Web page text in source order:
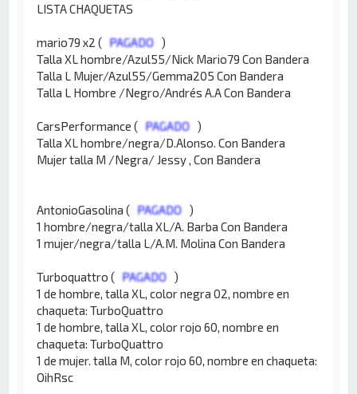
LISTA CHAQUETAS
mario79 x2 ( PAGADO )
Talla XL hombre/Azul55/Nick Mario79 Con Bandera
Talla L Mujer/Azul55/Gemma205 Con Bandera
Talla L Hombre /Negro/Andrés A.A Con Bandera
CarsPerformance ( PAGADO )
Talla XL hombre/negra/D.Alonso. Con Bandera
Mujer talla M /Negra/ Jessy , Con Bandera
AntonioGasolina ( PAGADO )
1 hombre/negra/talla XL/A. Barba Con Bandera
1 mujer/negra/talla L/A.M. Molina Con Bandera
Turboquattro ( PAGADO )
1 de hombre, talla XL, color negra 02, nombre en
chaqueta: TurboQuattro
1 de hombre, talla XL, color rojo 60, nombre en
chaqueta: TurboQuattro
1 de mujer. talla M, color rojo 60, nombre en chaqueta:
OihRsc